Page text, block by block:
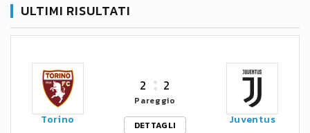
ULTIMI RISULTATI
Torino
2 2
Pareggio
DETTAGLI
Juventus